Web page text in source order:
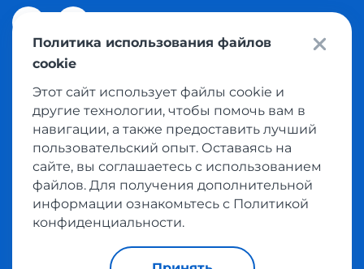
© 2026 Meest Shopping доставка покупок с интернет
магазинов мира в Казахстан. Все права защищены
Политика конфиденциальности
Публичная оферта
Условия пользования сервисом выкупа товаров
Политика использования файлов
cookie
Этот сайт использует файлы cookie и
другие технологии, чтобы помочь вам в
навигации, а также предоставить лучший
пользовательский опыт. Оставаясь на
сайте, вы соглашаетесь с использованием
файлов. Для получения дополнительной
информации ознакомьтесь с Политикой
конфиденциальности.